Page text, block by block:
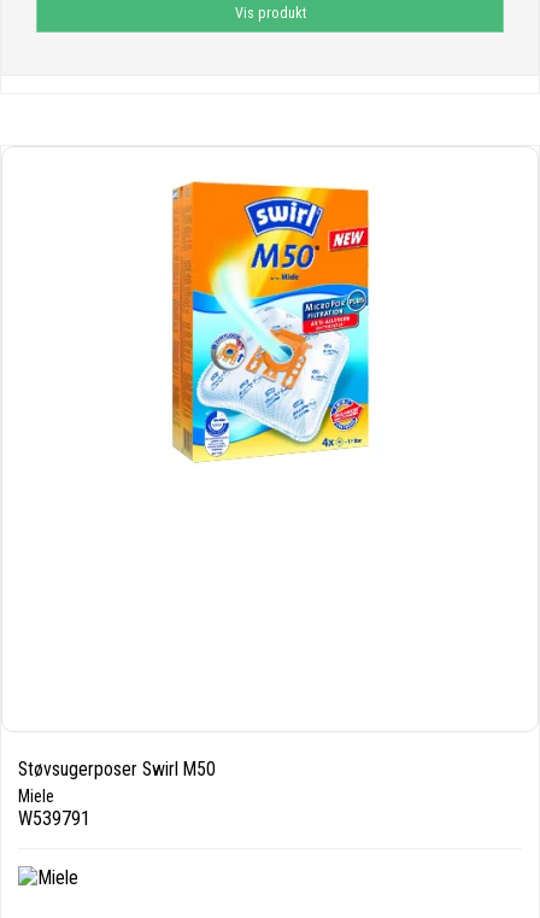
Vis produkt
Støvsugerposer Swirl M50
Miele
W539791